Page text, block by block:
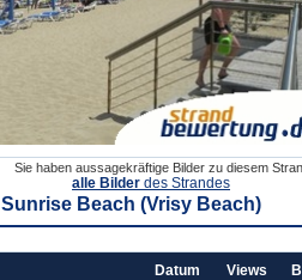
Sie haben aussagekräftige Bilder zu diesem
alle Bilder des Strandes
Sunrise Beach (Vrisy Beach)
Datum Views